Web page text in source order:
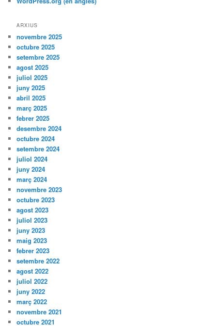
ARXIUS
novembre 2025
octubre 2025
setembre 2025
agost 2025
juliol 2025
juny 2025
abril 2025
març 2025
febrer 2025
desembre 2024
octubre 2024
setembre 2024
juliol 2024
juny 2024
març 2024
novembre 2023
octubre 2023
agost 2023
juliol 2023
juny 2023
maig 2023
febrer 2023
setembre 2022
agost 2022
juliol 2022
juny 2022
març 2022
novembre 2021
octubre 2021